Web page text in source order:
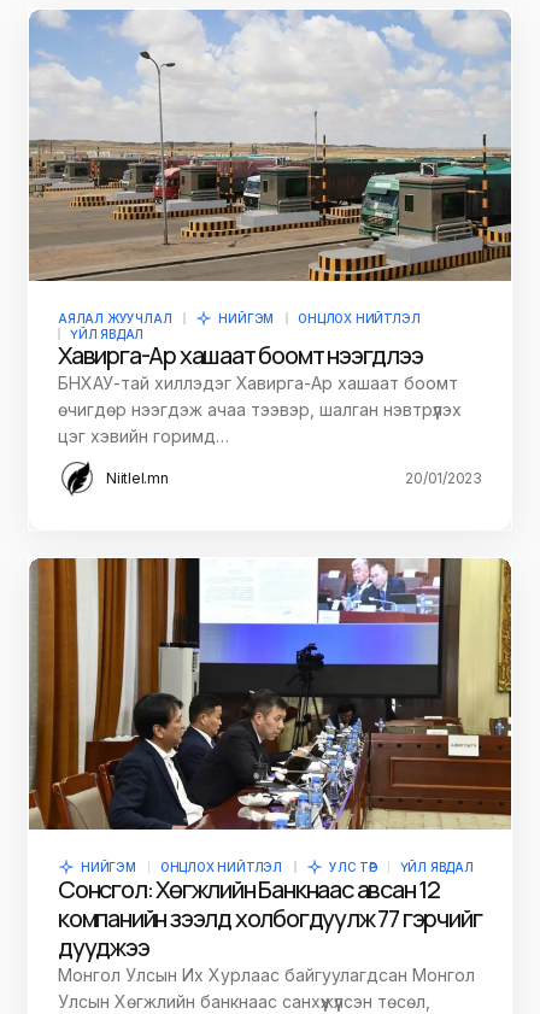
АЯЛАЛ ЖУУЧЛАЛ НИЙГЭМ
ОНЦЛОХ НИЙТЛЭЛ
ҮЙЛ ЯВДАЛ
Хавирга-Ар хашаат боомт нээгдлээ
БНХАУ-тай хиллэдэг Хавирга-Ар хашаат боомт
өчигдөр нээгдэж ачаа тээвэр, шалган нэвтрүүлэх
цэг хэвийн горимд…
Niitlel.mn 20/01/2023
НИЙГЭМ ОНЦЛОХ НИЙТЛЭЛ УЛС ТӨР ҮЙЛ ЯВДАЛ
Сонсгол: Хөгжлийн Банкнаас авсан 12
компанийн зээлд холбогдуулж 77 гэрчийг
дууджээ
Монгол Улсын Их Хурлаас байгуулагдсан Монгол
Улсын Хөгжлийн банкнаас санхүүжүүлсэн төсөл,